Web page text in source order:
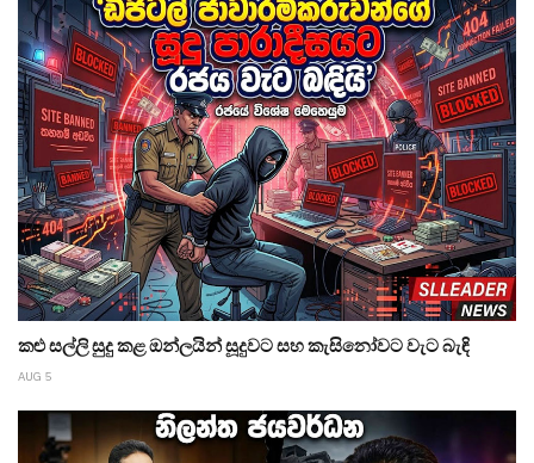
කළු සල්ලි සුදු කළ ඔන්ලයින් සූදුවට සහ කැසිනෝවට වැට බැඳි
AUG 5